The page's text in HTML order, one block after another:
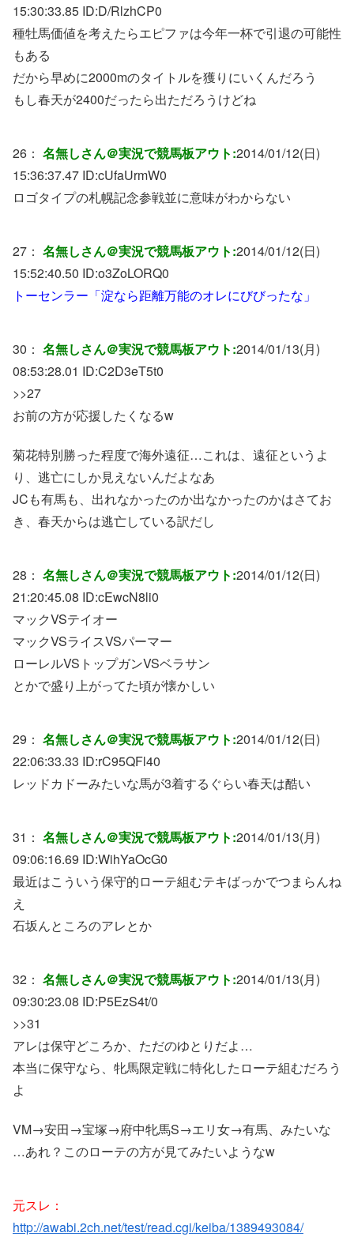
15:30:33.85 ID:D/RlzhCP0
種牡馬価値を考えたらエピファは今年一杯で引退の可能性
もある
だから早めに2000mのタイトルを獲りにいくんだろう
もし春天が2400だったら出ただろうけどね
26： 名無しさん＠実況で競馬板アウト:2014/01/12(日)
15:36:37.47 ID:cUfaUrmW0
ロゴタイプの札幌記念参戦並に意味がわからない
27： 名無しさん＠実況で競馬板アウト:2014/01/12(日)
15:52:40.50 ID:o3ZoLORQ0
トーセンラー「淀なら距離万能のオレにびびったな」
30： 名無しさん＠実況で競馬板アウト:2014/01/13(月)
08:53:28.01 ID:C2D3eT5t0
>>27
お前の方が応援したくなるw
菊花特別勝った程度で海外遠征…これは、遠征というよ
り、逃亡にしか見えないんだよなあ
JCも有馬も、出れなかったのか出なかったのかはさてお
き、春天からは逃亡している訳だし
28： 名無しさん＠実況で競馬板アウト:2014/01/12(日)
21:20:45.08 ID:cEwcN8li0
マックVSテイオー
マックVSライスVSパーマー
ローレルVSトップガンVSベラサン
とかで盛り上がってた頃が懐かしい
29： 名無しさん＠実況で競馬板アウト:2014/01/12(日)
22:06:33.33 ID:rC95QFl40
レッドカドーみたいな馬が3着するぐらい春天は酷い
31： 名無しさん＠実況で競馬板アウト:2014/01/13(月)
09:06:16.69 ID:WihYaOcG0
最近はこういう保守的ローテ組むテキばっかでつまらんね
え
石坂んところのアレとか
32： 名無しさん＠実況で競馬板アウト:2014/01/13(月)
09:30:23.08 ID:P5EzS4t/0
>>31
アレは保守どころか、ただのゆとりだよ…
本当に保守なら、牝馬限定戦に特化したローテ組むだろう
よ
VM→安田→宝塚→府中牝馬S→エリ女→有馬、みたいな
…あれ？このローテの方が見てみたいようなw
元スレ：
http://awabi.2ch.net/test/read.cgi/keiba/1389493084/